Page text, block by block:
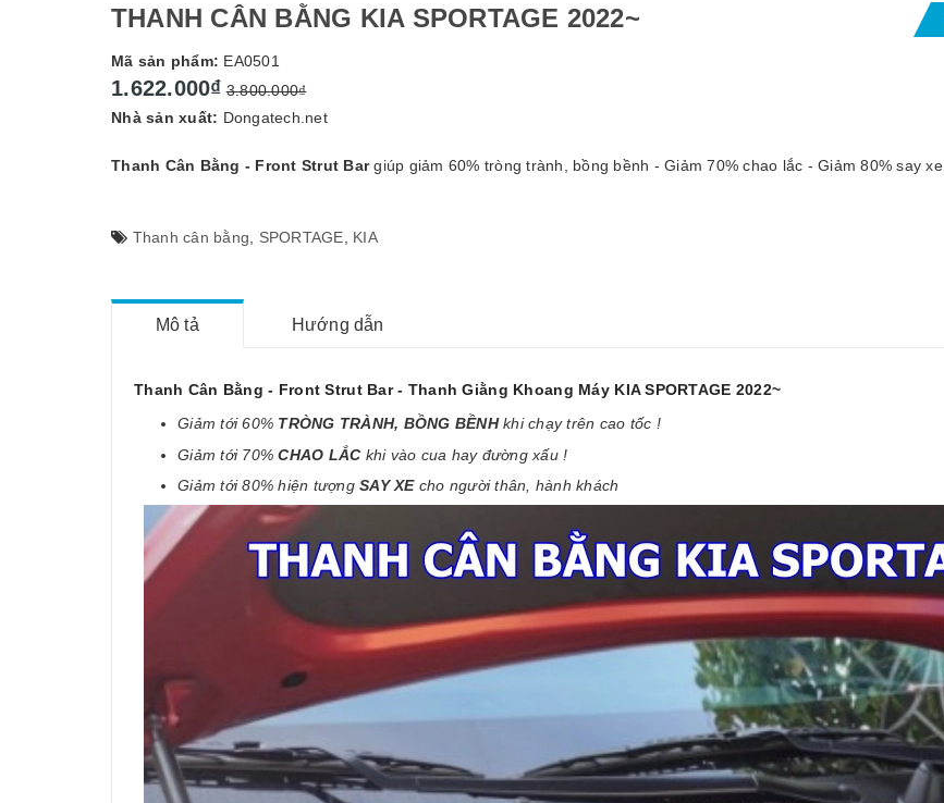
THANH CÂN BẰNG KIA SPORTAGE 2022~
Mã sản phẩm: EA0501
1.622.000₫ 3.800.000₫
Nhà sản xuất: Dongatech.net
Thanh Cân Bằng - Front Strut Bargiúp giảm 60% tròng trành, bồng bềnh - Giảm 70% chao lắc - Giảm 80% say xe.
Thanh cân bằng SPORTAGE KIA
Mô tả Hướng dẫn
Thanh Cân Bằng - Front Strut Bar - Thanh Giằng Khoang Máy KIA SPORTAGE 2022~
Giảm tới 60% TRÒNG TRÀNH, BỒNG BỀNHkhi chạy trên cao tốc !
Giảm tới 70%CHAO LẮC khi vào cua hay đường xấu !
Giảm tới 80% hiện tượng SAY XE cho người thân, hành khách